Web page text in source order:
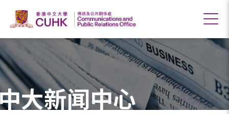
大新闻中心